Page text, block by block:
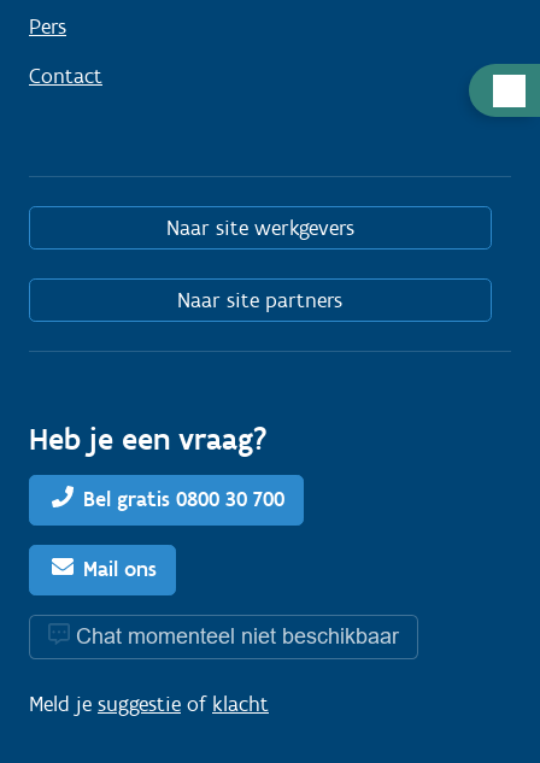
Pers
Contact
Naar site werkgevers
Naar site partners
Heb je een vraag?
Bel gratis 0800 30 700
Mail ons
Chat momenteel niet beschikbaar
Meld je suggestie of klacht